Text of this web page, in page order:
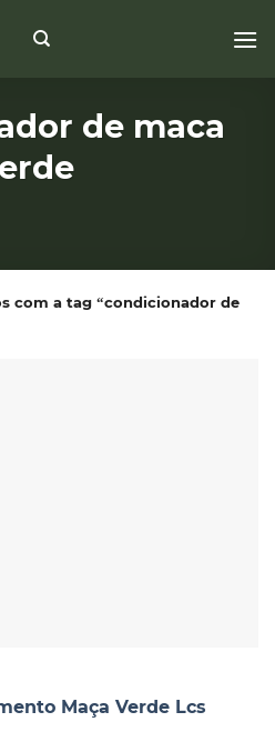
de maca
com a tag “condicionador de
Maça Verde Lcs